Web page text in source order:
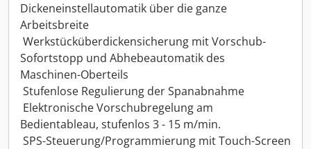
Dickeneinstellautomatik über die ganze
Arbeitsbreite
 Werkstücküberdickensicherung mit Vorschub-
Sofortstopp und Abhebeautomatik des
Maschinen-Oberteils
 Stufenlose Regulierung der Spanabnahme
 Elektronische Vorschubregelung am
Bedientableau, stufenlos 3 - 15 m/min.
 SPS-Steuerung/Programmierung mit Touch-Screen